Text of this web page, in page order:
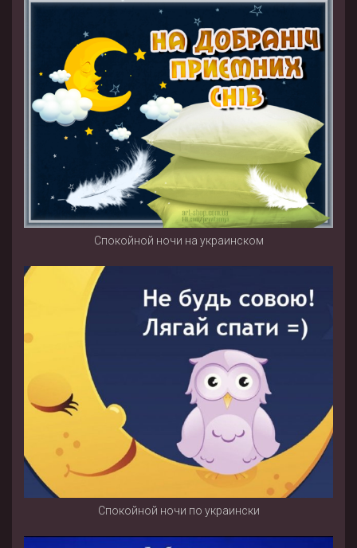
Спокойной ночи на украинском
Спокойной ночи по украински